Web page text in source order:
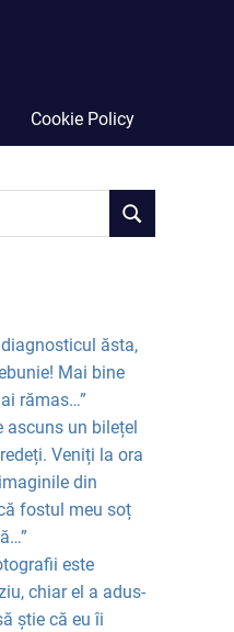
Cookie Policy
diagnosticul ăsta,
Mai bine
rămas…”
ascuns un bilețel
Veniți la ora
din
fostul meu soț
este
chiar el a adus-
știe că eu îi